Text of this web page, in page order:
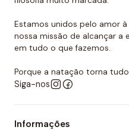
Estamos unidos pelo amor
nossa missão de alcançar a
em tudo o que fazemos.
Porque a natação torna
Siga-nos
Informações